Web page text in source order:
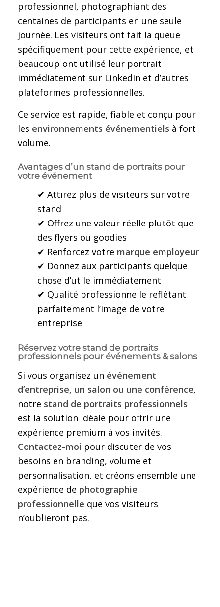
professionnel, photographiant des
centaines de participants en une seule
journée. Les visiteurs ont fait la queue
spécifiquement pour cette expérience, et
beaucoup ont utilisé leur portrait
immédiatement sur LinkedIn et d’autres
plateformes professionnelles.
Ce service est rapide, fiable et conçu pour
les environnements événementiels à fort
volume.
Avantages d’un stand de portraits pour
votre événement
✔ Attirez plus de visiteurs sur votre
stand
✔ Offrez une valeur réelle plutôt que
des flyers ou goodies
✔ Renforcez votre marque employeur
✔ Donnez aux participants quelque
chose d’utile immédiatement
✔ Qualité professionnelle reflétant
parfaitement l’image de votre
entreprise
Réservez votre stand de portraits
professionnels pour événements & salons
Si vous organisez un événement
d’entreprise, un salon ou une conférence,
notre stand de portraits professionnels
est la solution idéale pour offrir une
expérience premium à vos invités.
Contactez-moi pour discuter de vos
besoins en branding, volume et
personnalisation, et créons ensemble une
expérience de photographie
professionnelle que vos visiteurs
n’oublieront pas.